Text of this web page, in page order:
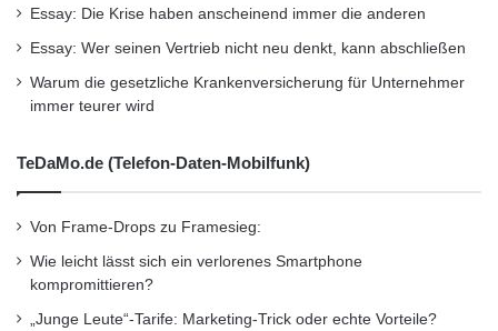
Wasser-flecken zu vermeiden. Immer von den
weniger verschmutzten Stellen von oben nach
unten reinigen, damit der Dreck beim
Einstiege der Türen und Falze des
säubern.
Viel Wasser verwenden: Zum regelmäßigem
Essay: Die Krise haben anscheinend immer die anderen
Essay: Wer seinen Vertrieb nicht neu denkt, kann abschließen
Warum die gesetzliche Krankenversicherung für Unternehmer
immer teurer wird
TeDaMo.de (Telefon-Daten-Mobilfunk)
Von Frame-Drops zu Framesieg:
Wie leicht lässt sich ein verlorenes Smartphone
kompromittieren?
„Junge Leute“-Tarife: Marketing-Trick oder echte Vorteile?